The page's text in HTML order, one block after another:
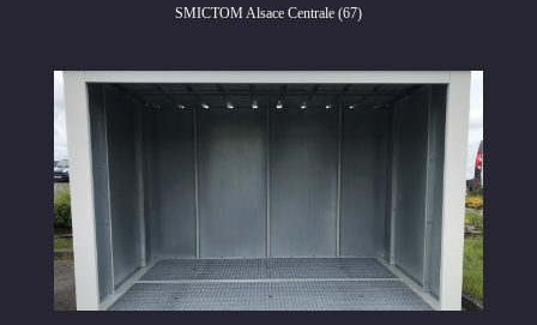
SMICTOM Alsace Centrale (67)